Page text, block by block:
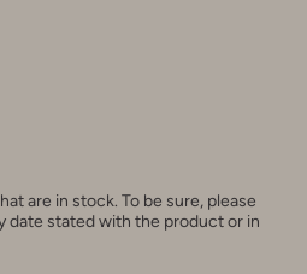
are in stock. To be sure, please
date stated with the product or in